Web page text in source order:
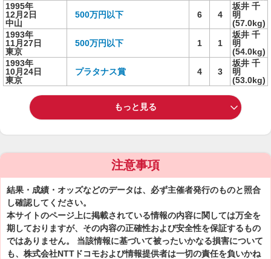
1995年
12月2日
中山
500万円以下 6 4
坂井 千
明
(57.0kg)
1993年
11月27日
東京
500万円以下 1 1
坂井 千
明
(54.0kg)
1993年
10月24日
東京
プラタナス賞 4 3
坂井 千
明
(53.0kg)
もっと見る
注意事項
結果・成績・オッズなどのデータは、必ず主催者発行のものと照合
し確認してください。
本サイトのページ上に掲載されている情報の内容に関しては万全を
期しておりますが、その内容の正確性および安全性を保証するもの
ではありません。 当該情報に基づいて被ったいかなる損害について
も、株式会社NTTドコモおよび情報提供者は一切の責任を負いかね